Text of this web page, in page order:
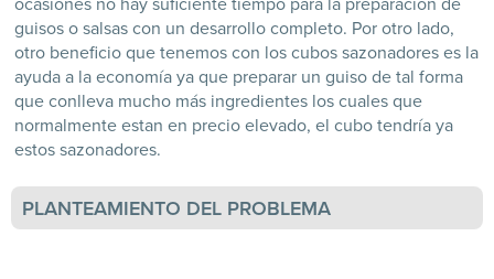
guisos o salsas con un desarrollo completo. Por otro lado,
otro beneficio que tenemos con los cubos sazonadores es la
ayuda a la economía ya que preparar un guiso de tal forma
que conlleva mucho más ingredientes los cuales que
normalmente estan en precio elevado, el cubo tendría ya
estos sazonadores.
PLANTEAMIENTO DEL PROBLEMA